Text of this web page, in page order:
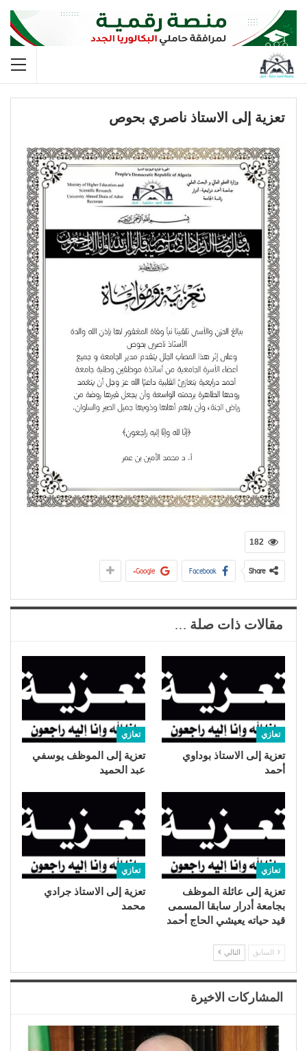
تعزية إلى الاستاذ ناصري بحوص
182
Share
Facebook
Google+
مقالات ذات صلة ...
تعازي
تعزية إلى الاستاذ بوداوي
أحمد
تعازي
تعزية إلى الموظف يوسفي
عبد الحميد
تعازي
تعزية إلى عائلة الموظف
بجامعة أدرار سابقا المسمى
قيد حياته يعيشي الحاج أحمد
تعازي
تعزية إلى الاستاذ جرادي
محمد
السابق التالي
المشاركات الاخيرة